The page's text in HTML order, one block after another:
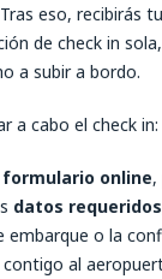
eso, recibirás tu
de check in
a subir a bordo.
a cabo el check in:
formulario online,
datos requeridos
embarque o la
al